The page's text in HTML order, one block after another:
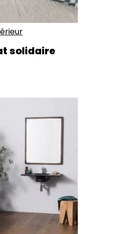
solidaire